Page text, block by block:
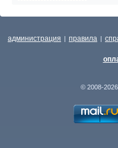
администрация | правила |
© 2008-